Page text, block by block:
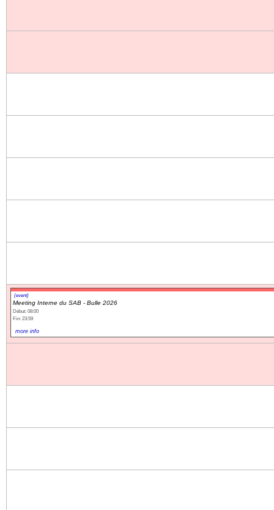
(event)
Meeting Interne du SAB - Bulle 2026
Début: 08:00
Fin: 23:59
more info